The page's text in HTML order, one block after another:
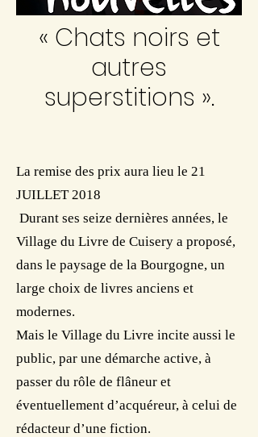
« Chats noirs et
autres
superstitions ».
La remise des prix aura lieu le 21
JUILLET 2018
Durant ses seize dernières années, le
Village du Livre de Cuisery a proposé,
dans le paysage de la Bourgogne, un
large choix de livres anciens et
modernes.
Mais le Village du Livre incite aussi le
public, par une démarche active, à
passer du rôle de flâneur et
éventuellement d’acquéreur, à celui de
rédacteur d’une fiction.